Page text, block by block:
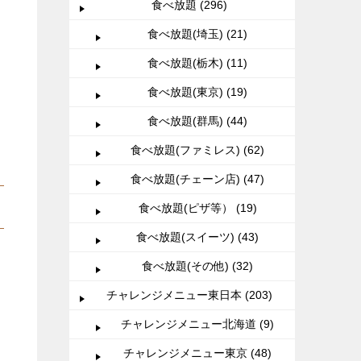
食べ放題 (296)
食べ放題(埼玉) (21)
食べ放題(栃木) (11)
食べ放題(東京) (19)
食べ放題(群馬) (44)
食べ放題(ファミレス) (62)
食べ放題(チェーン店) (47)
食べ放題(ピザ等） (19)
食べ放題(スイーツ) (43)
食べ放題(その他) (32)
チャレンジメニュー東日本 (203)
チャレンジメニュー北海道 (9)
チャレンジメニュー東京 (48)